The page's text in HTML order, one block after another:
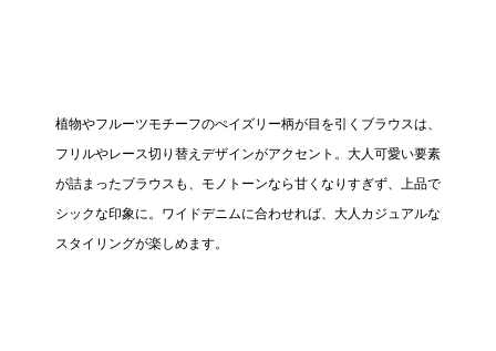
植物やフルーツモチーフのぺイズリー柄が目を引くブラウスは、
フリルやレース切り替えデザインがアクセント。大人可愛い要素
が詰まったブラウスも、モノトーンなら甘くなりすぎず、上品で
シックな印象に。ワイドデニムに合わせれば、大人カジュアルな
スタイリングが楽しめます。